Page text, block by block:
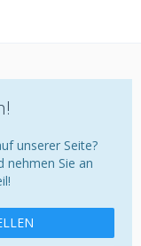
unserer Seite?
nehmen Sie an